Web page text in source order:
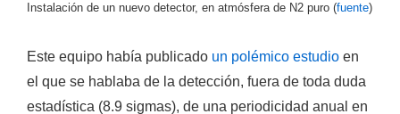
Instalación de un nuevo detector, en atmósfera de N2 puro (fuente)
Este equipo había publicado un polémico estudio en
el que se hablaba de la detección, fuera de toda duda
estadística (8.9 sigmas), de una periodicidad anual en